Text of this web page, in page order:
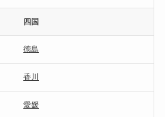
四国
徳島
香川
愛媛